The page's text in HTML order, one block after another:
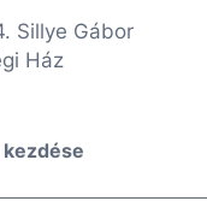
Sillye Gábor
Ház